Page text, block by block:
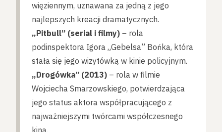
więziennym, uznawana za jedną z jego
najlepszych kreacji dramatycznych.
„Pitbull” (serial i filmy) – rola
podinspektora Igora „Gebelsa” Bońka, która
stała się jego wizytówką w kinie policyjnym.
„Drogówka” (2013) – rola w filmie
Wojciecha Smarzowskiego, potwierdzająca
jego status aktora współpracującego z
najważniejszymi twórcami współczesnego
kina.